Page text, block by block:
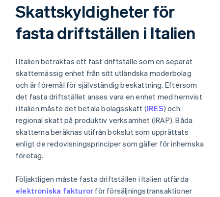
Skattskyldigheter för
fasta driftställen i Italien
I Italien betraktas ett fast driftställe som en separat
skattemässig enhet från sitt utländska moderbolag
och är föremål för självständig beskattning. Eftersom
det fasta driftstället anses vara en enhet med hemvist
i Italien måste det betala bolagsskatt (IRES) och
regional skatt på produktiv verksamhet (IRAP). Båda
skatterna beräknas utifrån bokslut som upprättats
enligt de redovisningsprinciper som gäller för inhemska
företag.
Följaktligen måste fasta driftställen i Italien utfärda
elektroniska fakturor för försäljningstransaktioner